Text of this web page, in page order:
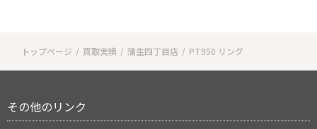
トップページ 買取実績 蒲生四丁目店 PT950 リング
その他のリンク